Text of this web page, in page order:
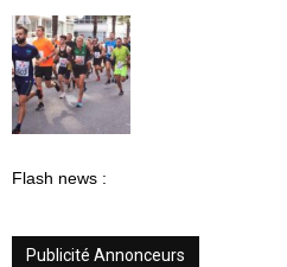
Flash news :
Publicité Annonceurs